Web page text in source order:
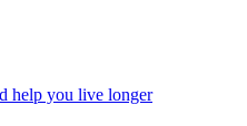
help you live longer